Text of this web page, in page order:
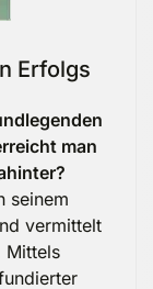
Erfolgs
man
seinem
vermittelt
Mittels